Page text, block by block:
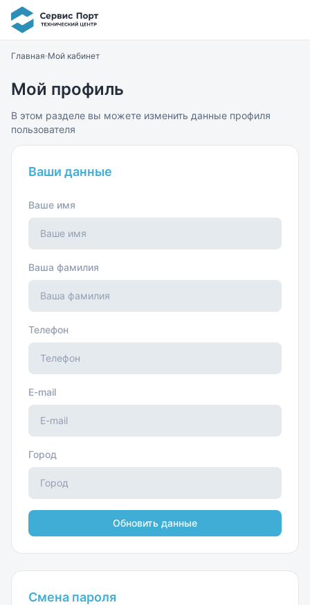
Главная Мой кабинет
Мой профиль
В этом разделе вы можете изменить данные профиля
пользователя
Ваши данные
Ваше имя
Ваша фамилия
Телефон
E-mail
Город
Обновить данные
Смена пароля